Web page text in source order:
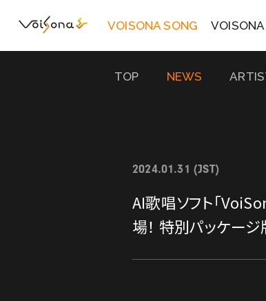
VOISONA SONG
TOP NEWS
2024.01.31 (JST)
AI歌唱ソフト「
場！ 特別パッケー